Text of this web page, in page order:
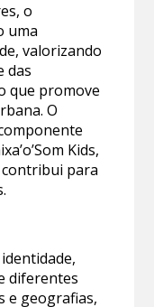
o
uma
valorizando
das
que promove
O
Kids,
contribui para
diferentes
e geografias,